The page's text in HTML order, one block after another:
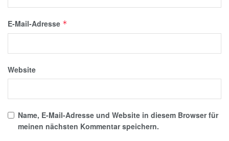
E-Mail-Adresse *
Website
Name, E-Mail-Adresse und Website in diesem Browser für
meinen nächsten Kommentar speichern.